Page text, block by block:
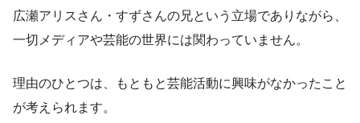
広瀬アリスさん・すずさんの兄という立場でありながら、
一切メディアや芸能の世界には関わっていません。
理由のひとつは、もともと芸能活動に興味がなかったこと
が考えられます。